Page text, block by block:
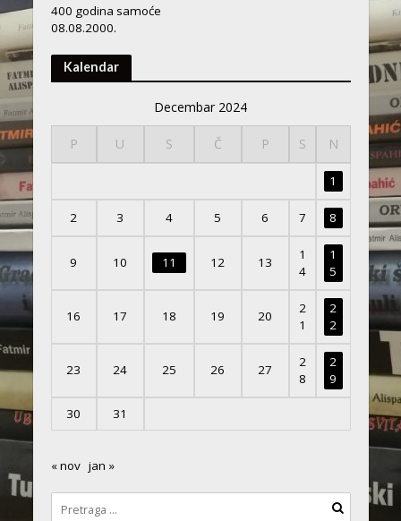
400 godina samoće
08.08.2000.
Kalendar
Decembar 2024
P U S Č P S N
1
2 3 4 5 6 7 8
9 10 11 12 13
1
4
1
5
16 17 18 19 20
2
1
2
2
23 24 25 26 27
2
8
2
9
30 31
« nov jan »